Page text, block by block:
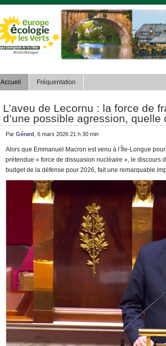
Accueil Fréquentation
L’aveu de Lecornu : la force de
d’une possible agression, quelle
Par Gérard , 6 mars 2026 21 h 30 min
Alors que Emmanuel Macron est venu à l’Île-Longue
prétendue « force de dissuasion nucléaire », le discours
budget de la défense pour 2026, fait une remarquable